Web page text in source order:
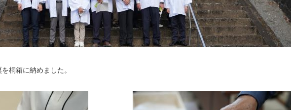
桐箱に納めました。